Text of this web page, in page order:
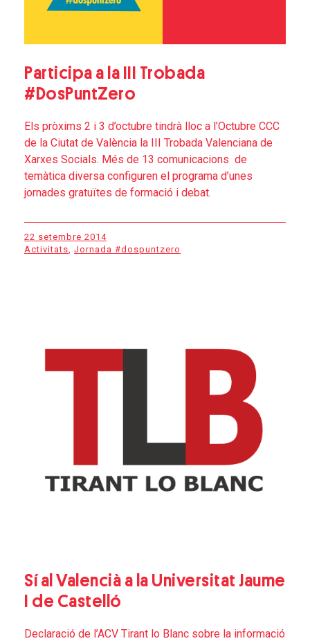
Participa a la III Trobada
#DosPuntZero
Els pròxims 2 i 3 d’octubre tindrà lloc a l’Octubre CCC
de la Ciutat de València la III Trobada Valenciana de
Xarxes Socials. Més de 13 comunicacions de
temàtica diversa configuren el programa d’unes
jornades gratuïtes de formació i debat.
22 setembre 2014
Activitats, Jornada #dospuntzero
Sí al Valencià a la Universitat Jaume
I de Castelló
Declaració de l’ACV Tirant lo Blanc sobre la informació